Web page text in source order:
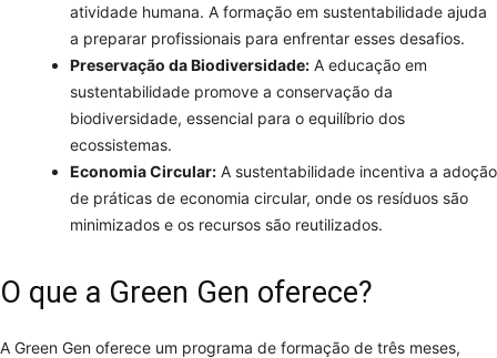
atividade humana. A formação em sustentabilidade ajuda
a preparar profissionais para enfrentar esses desafios.
Preservação da Biodiversidade: A educação em
sustentabilidade promove a conservação da
biodiversidade, essencial para o equilíbrio dos
ecossistemas.
Economia Circular: A sustentabilidade incentiva a adoção
de práticas de economia circular, onde os resíduos são
minimizados e os recursos são reutilizados.
O que a Green Gen oferece?
A Green Gen oferece um programa de formação de três meses,